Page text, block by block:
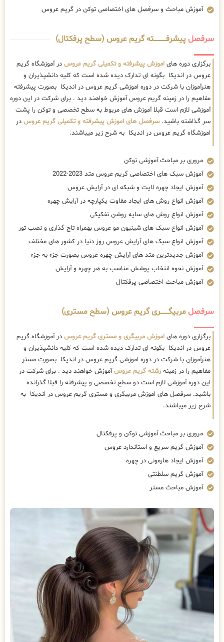
آموزش مباحث و سرفصل های اختصاصی توکن در گریم عروس
سرفصلپیشرفــــــــــــته گریم عروس (سطح پرفکتال)
برگزاری دوره های اموزش پیشرفته و تکمیلی گریم عروس در آموزشگاه گریم
عروس در اندیکا بگونه ای تدارک دیده شده است که کلیه دانشپذیران و
هنرآموزان با شرکت در دوره اموزشی گریم عروس در اندیکا بصورت پیشرفته
مفاهیم را در زمینه گریم عروس آموزش خواهند دید . برای شرکت در این دوره
آموزشی لازم است قبلا آموزش های مربوط به سطح تخصصی و توکن را پشت
سر گذاشته باشید.سرفصل های اموزش پیشرفته و تکمیلی گریم عروس در
اموزشگاه گریم عروس در اندیکا به شرح زیر میباشند.
مروری بر مباحث آموزشی توکن
آموزش سبک های اختصاصی گریم عروس متد 2023-2022
آموزش ایجاد چهره لایت و شبکه ای در آرایش عروس
آموزش انواع روش های ایجاد مقاوت یکپارچه در آرایش چهره
آموزش انواع روش های سایه روشن تفکیکی
آموزش انواع سبک های شینیون مو عروس بهمراه تاج گذاری و نصب تور
آموزش انواع سبک های آرایش عروس روز دنیا در کشور های مختلف
آموزش جدیدترین متد های آرایش چهره عروس بصورت جزء به جزء
آموزش نحوه انتخاب پوشش مناسب به هر چهره و آرایش
آموزش مباحث اختصاصی پرفکتال
سرفصلمربیگــــــــری گریم عروس (سطح مستری)
برگزاری دوره های اموزش مربیگری و مستری گریم عروس در آموزشگاه گریم
عروس در اندیکا بگونه ای تدارک دیده شده است که کلیه دانشپذیران و
هنرآموزان با شرکت در دوره اموزشی گریم عروس در اندیکا بصورت مستر
مفاهیم را در زمینه رشته گریم عروسآموزش خواهند دید . برای شرکت در
این دوره آموزشی لازم است دو سطح تخصصی و پیشرفته را قبلا گذرانده
باشید. سرفصل های اموزش مربیگری و مستری گریم عروس در اندیکا به
شرح زیر میباشند.
مروری بر مباحث آموزشی توکن و پرفکتال
آموزش گریم سریع و استاندارد عروس
آموزش ایجاد هارمونی در چهره
آموزش گریم سلطنتی
آموزش مباحث مستر